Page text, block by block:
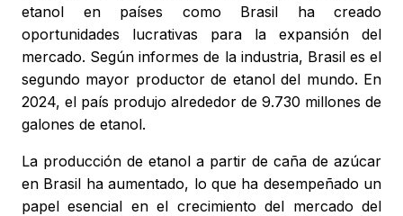
etanol en países como Brasil ha creado
oportunidades lucrativas para la expansión del
mercado. Según informes de la industria, Brasil es el
segundo mayor productor de etanol del mundo. En
2024, el país produjo alrededor de 9.730 millones de
galones de etanol.
La producción de etanol a partir de caña de azúcar
en Brasil ha aumentado, lo que ha desempeñado un
papel esencial en el crecimiento del mercado del